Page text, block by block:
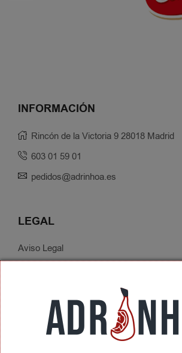
INFORMACIÓN
Rincón de la Victoria 9 28018 Madrid
603 01 59 01
pedidos@adrinhoa.es
LEGAL
Aviso Legal
Condiciones de Contratación
Envíos y Devoluciones
SOBRE ADRINHOA